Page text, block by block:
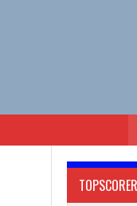
TOPSCORER